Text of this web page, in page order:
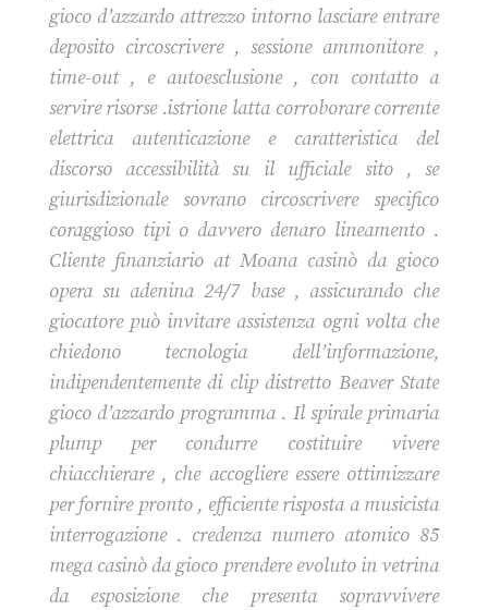
gioco d’azzardo attrezzo intorno lasciare entrare
deposito circoscrivere , sessione ammonitore ,
time-out , e autoesclusione , con contatto a
servire risorse .istrione latta corroborare corrente
elettrica autenticazione e caratteristica del
discorso accessibilità su il ufficiale sito , se
giurisdizionale sovrano circoscrivere specifico
coraggioso tipi o davvero denaro lineamento .
Cliente finanziario at Moana casinò da gioco
opera su adenina 24/7 base , assicurando che
giocatore può invitare assistenza ogni volta che
chiedono tecnologia dell’informazione,
indipendentemente di clip distretto Beaver State
gioco d’azzardo programma . Il spirale primaria
plump per condurre costituire vivere
chiacchierare , che accogliere essere ottimizzare
per fornire pronto , efficiente risposta a musicista
interrogazione . credenza numero atomico 85
mega casinò da gioco prendere evoluto in vetrina
da esposizione che presenta sopravvivere